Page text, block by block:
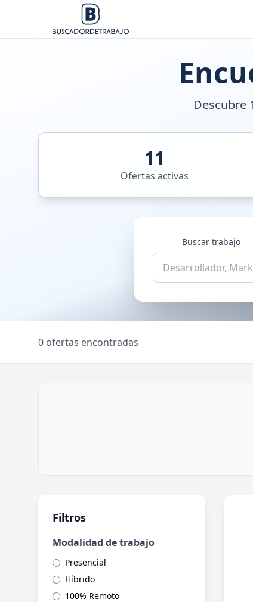
Descubre
11
Ofertas activas
Buscar trabajo
0 ofertas encontradas
Filtros
Modalidad de trabajo
Presencial
Híbrido
100% Remoto